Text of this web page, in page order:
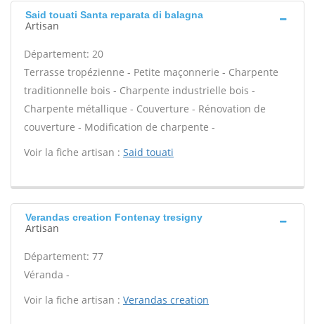
Said touati Santa reparata di balagna
Artisan
Département: 20
Terrasse tropézienne - Petite maçonnerie - Charpente
traditionnelle bois - Charpente industrielle bois -
Charpente métallique - Couverture - Rénovation de
couverture - Modification de charpente -
Voir la fiche artisan : Said touati
Verandas creation Fontenay tresigny
Artisan
Département: 77
Véranda -
Voir la fiche artisan : Verandas creation